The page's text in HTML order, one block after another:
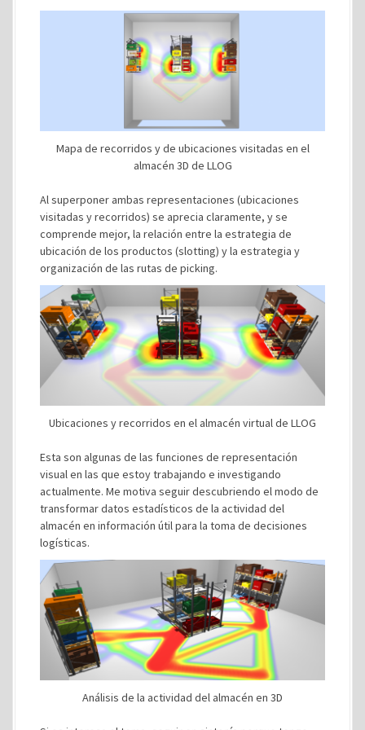
Mapa de recorridos y de ubicaciones visitadas en el
almacén 3D de LLOG
Al superponer ambas representaciones (ubicaciones
visitadas y recorridos) se aprecia claramente, y se
comprende mejor, la relación entre la estrategia de
ubicación de los productos (slotting) y la estrategia y
organización de las rutas de picking.
Ubicaciones y recorridos en el almacén virtual de LLOG
Esta son algunas de las funciones de representación
visual en las que estoy trabajando e investigando
actualmente. Me motiva seguir descubriendo el modo de
transformar datos estadísticos de la actividad del
almacén en información útil para la toma de decisiones
logísticas.
Análisis de la actividad del almacén en 3D